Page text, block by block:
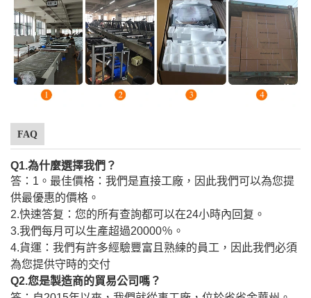
FAQ
Q1.為什麼選擇我們？
答：1。最佳價格：我們是直接工廠，因此我們可以為您提
供最優惠的價格。
2.快速答复：您的所有查詢都可以在24小時內回复。
3.我們每月可以生產超過20000％。
4.貨運：我們有許多經驗豐富且熟練的員工，因此我們必須
為您提供守時的交付
Q2.您是製造商的貿易公司嗎？